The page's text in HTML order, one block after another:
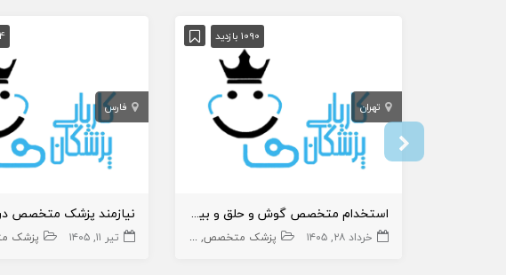
1090 بازدید
تهران
استخدام متخصص گوش و حلق و بینی در درمانگاه
خرداد ۲۸, ۱۴۰۵ پزشک متخصص ent
فارس
نیازمند پزشک متخصص
تیر ۱۱, ۱۴۰۵ پزشک